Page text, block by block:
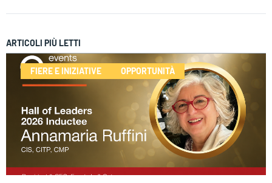
ARTICOLI PIÙ LETTI
FIERE E INIZIATIVE OPPORTUNITÀ